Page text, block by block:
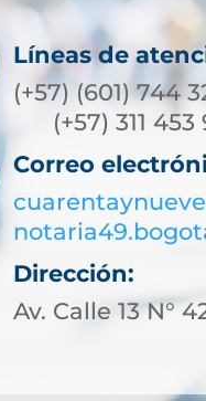
Líneas de
(+57)
(+57) 311
Correo
Dirección:
Av. Calle 13 N°